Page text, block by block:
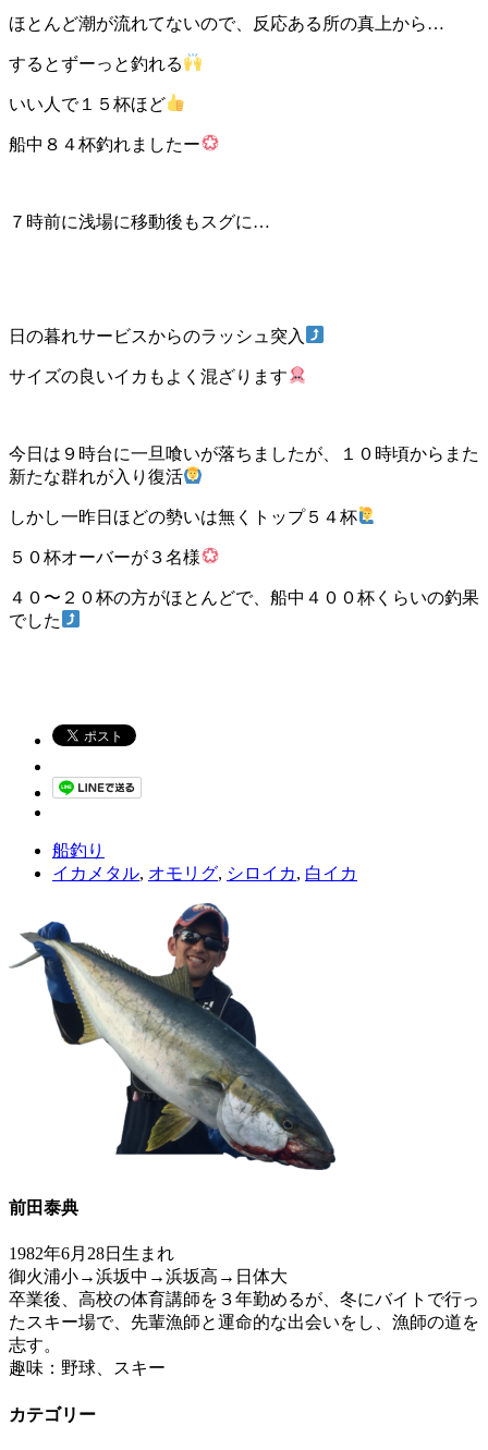
ほとんど潮が流れてないので、反応ある所の真上から…
するとずーっと釣れる
いい人で１５杯ほど
船中８４杯釣れましたー
７時前に浅場に移動後もスグに…
日の暮れサービスからのラッシュ突入
サイズの良いイカもよく混ざります
今日は９時台に一旦喰いが落ちましたが、１０時頃からまた
新たな群れが入り復活
しかし一昨日ほどの勢いは無くトップ５４杯
５０杯オーバーが３名様
４０〜２０杯の方がほとんどで、船中４００杯くらいの釣果
でした
船釣り
イカメタル, オモリグ, シロイカ, 白イカ
前田泰典
1982年6月28日生まれ
御火浦小→浜坂中→浜坂高→日体大
卒業後、高校の体育講師を３年勤めるが、冬にバイトで行っ
たスキー場で、先輩漁師と運命的な出会いをし、漁師の道を
志す。
趣味：野球、スキー
カテゴリー